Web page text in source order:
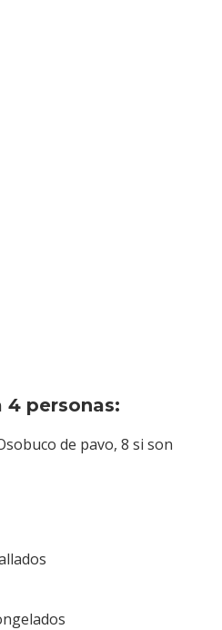
4 personas:
de pavo, 8 si son